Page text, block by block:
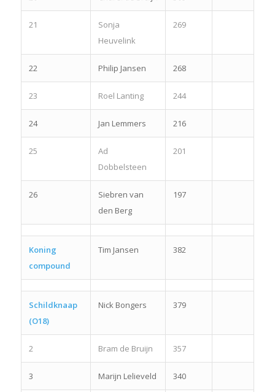
21
Sonja
Heuvelink
269
22 Philip Jansen 268
23 Roel Lanting 244
24 Jan Lemmers 216
25
Ad
Dobbelsteen
201
26
Siebren van
den Berg
197
Koning
compound
Tim Jansen 382
Schildknaap
(O18)
Nick Bongers 379
2 Bram de Bruijn 357
3 Marijn Lelieveld 340